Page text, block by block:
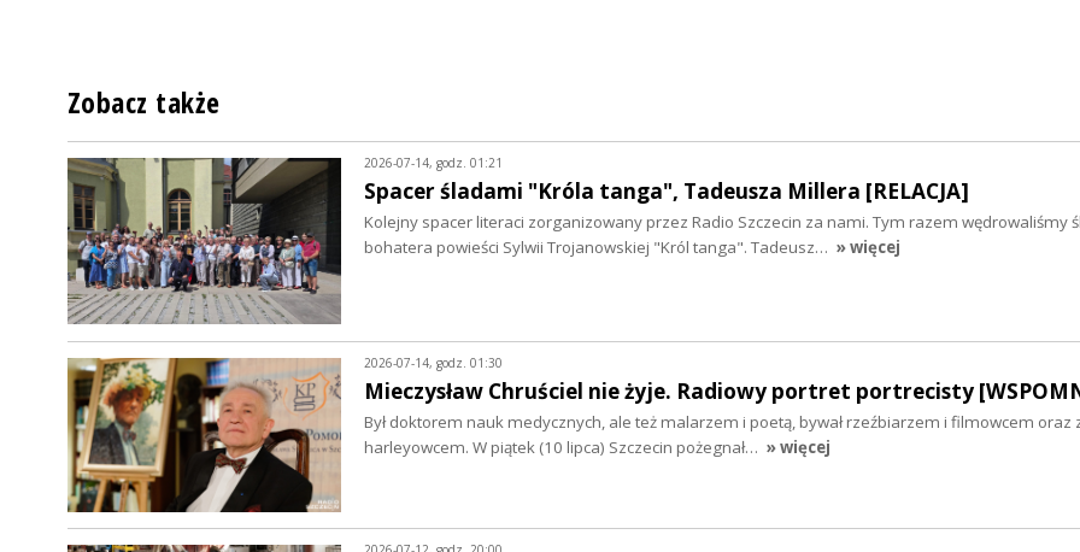
Zobacz także
2026-07-14, godz. 01:21
Spacer śladami "Króla tanga", Tadeusza Millera [RELACJA]
Kolejny spacer literaci zorganizowany przez Radio Szczecin za nami. Tym razem wędrowaliśmy
bohatera powieści Sylwii Trojanowskiej "Król tanga". Tadeusz… » więcej
2026-07-14, godz. 01:30
Mieczysław Chruściel nie żyje. Radiowy portret portrecisty
Był doktorem nauk medycznych, ale też malarzem i poetą, bywał rzeźbiarzem i filmowcem oraz
harleyowcem. W piątek (10 lipca) Szczecin pożegnał… » więcej